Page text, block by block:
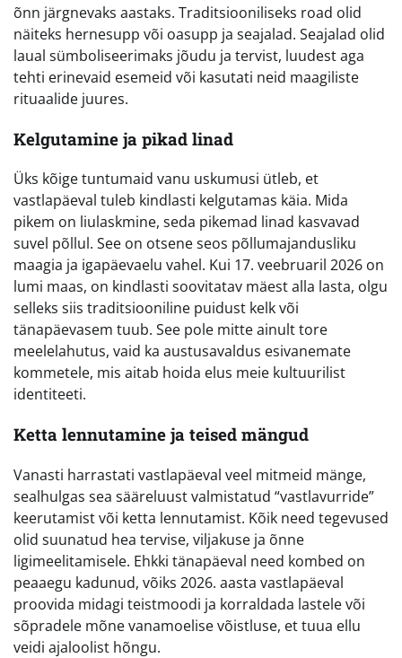
õnn järgnevaks aastaks. Traditsiooniliseks road olid
näiteks hernesupp või oasupp ja seajalad. Seajalad olid
laual sümboliseerimaks jõudu ja tervist, luudest aga
tehti erinevaid esemeid või kasutati neid maagiliste
rituaalide juures.
Kelgutamine ja pikad linad
Üks kõige tuntumaid vanu uskumusi ütleb, et
vastlapäeval tuleb kindlasti kelgutamas käia. Mida
pikem on liulaskmine, seda pikemad linad kasvavad
suvel põllul. See on otsene seos põllumajandusliku
maagia ja igapäevaelu vahel. Kui 17. veebruaril 2026 on
lumi maas, on kindlasti soovitatav mäest alla lasta, olgu
selleks siis traditsiooniline puidust kelk või
tänapäevasem tuub. See pole mitte ainult tore
meelelahutus, vaid ka austusavaldus esivanemate
kommetele, mis aitab hoida elus meie kultuurilist
identiteeti.
Ketta lennutamine ja teised mängud
Vanasti harrastati vastlapäeval veel mitmeid mänge,
sealhulgas sea sääreluust valmistatud “vastlavurride”
keerutamist või ketta lennutamist. Kõik need tegevused
olid suunatud hea tervise, viljakuse ja õnne
ligimeelitamisele. Ehkki tänapäeval need kombed on
peaaegu kadunud, võiks 2026. aasta vastlapäeval
proovida midagi teistmoodi ja korraldada lastele või
sõpradele mõne vanamoelise võistluse, et tuua ellu
veidi ajaloolist hõngu.